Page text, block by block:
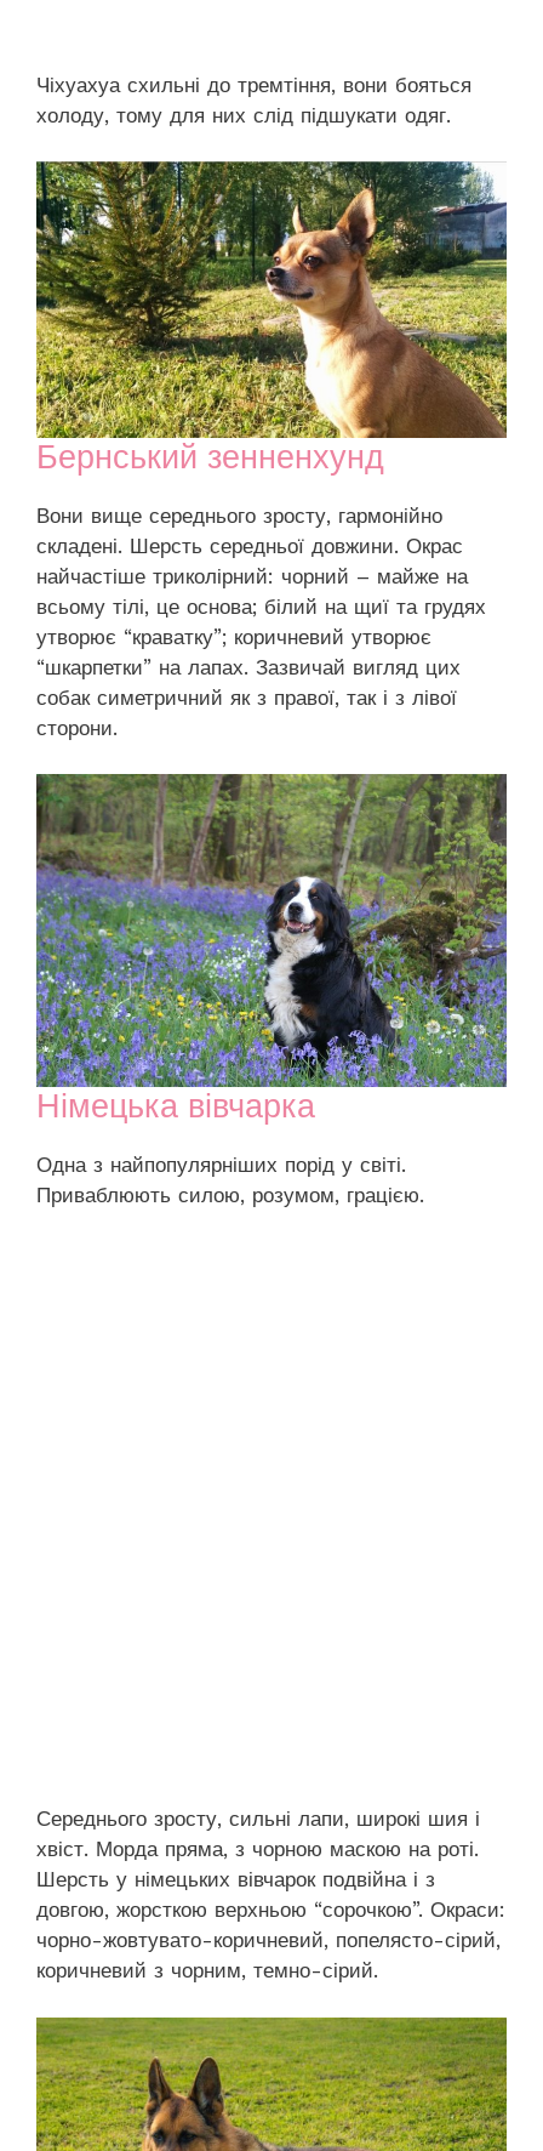
Чіхуахуа схильні до тремтіння, вони бояться
холоду, тому для них слід підшукати одяг.
Бернський зенненхунд
Вони вище середнього зросту, гармонійно
складені. Шерсть середньої довжини. Окрас
найчастіше триколірний: чорний – майже на
всьому тілі, це основа; білий на щиї та грудях
утворює “краватку”; коричневий утворює
“шкарпетки” на лапах. Зазвичай вигляд цих
собак симетричний як з правої, так і з лівої
сторони.
Німецька вівчарка
Одна з найпопулярніших порід у світі.
Приваблюють силою, розумом, грацією.
Середнього зросту, сильні лапи, широкі шия і
хвіст. Морда пряма, з чорною маскою на роті.
Шерсть у німецьких вівчарок подвійна і з
довгою, жорсткою верхньою “сорочкою”. Окраси:
чорно-жовтувато-коричневий, попелясто-сірий,
коричневий з чорним, темно-сірий.